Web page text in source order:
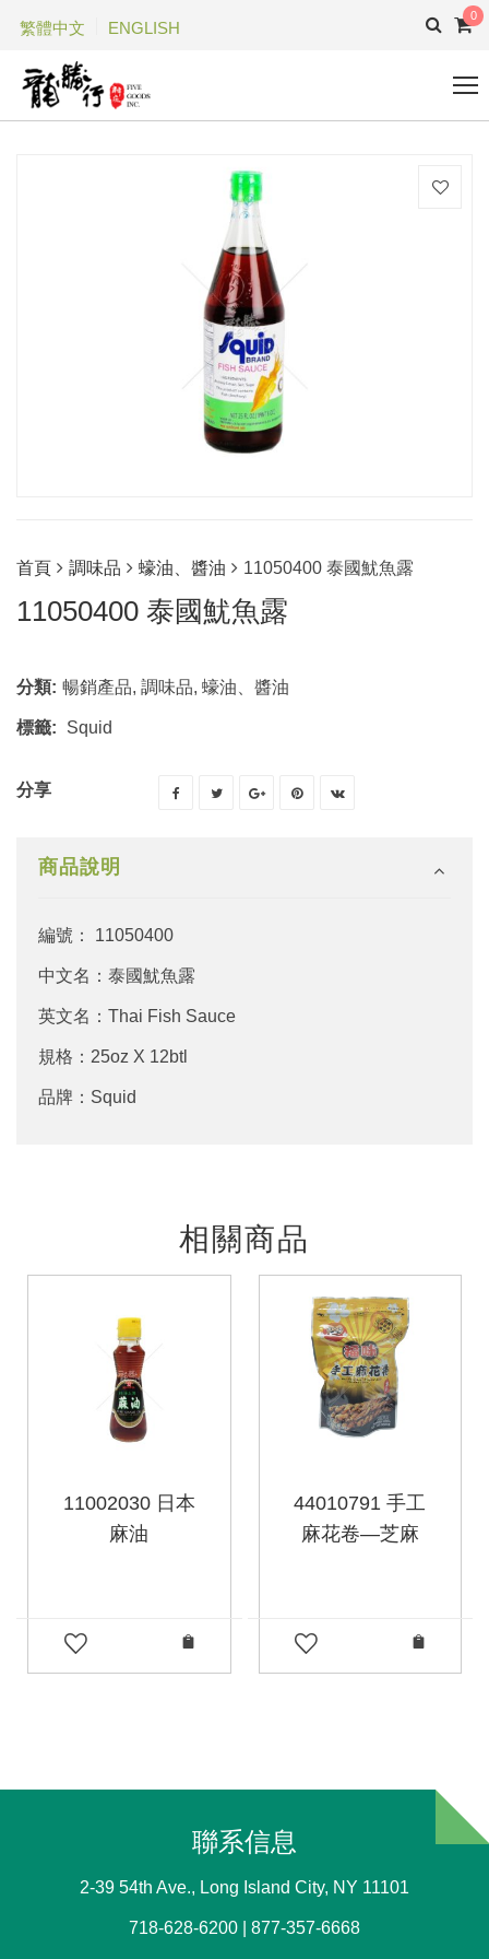
繁體中文 ENGLISH
0
首頁 調味品 蠔油、醬油 11050400 泰國魷魚露
11050400 泰國魷魚露
分類: 暢銷產品, 調味品, 蠔油、醬油
標籤: Squid
分享
商品說明
編號： 11050400
中文名：泰國魷魚露
英文名：Thai Fish Sauce
規格：25oz X 12btl
品牌：Squid
相關商品
11002030 日本
麻油
44010791 手工
麻花卷—芝麻
聯系信息
2-39 54th Ave., Long Island City, NY 11101
718-628-6200 | 877-357-6668